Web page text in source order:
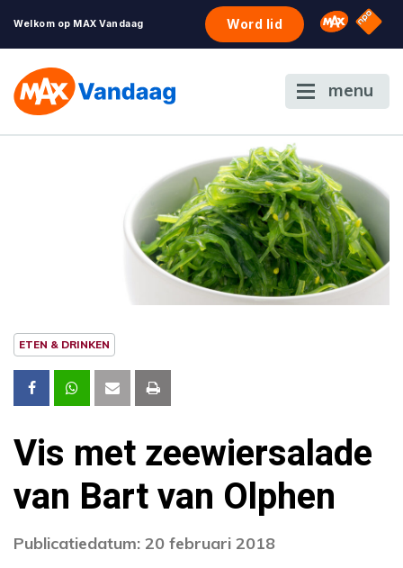
Welkom op MAX Vandaag Word lid Omroep
NPO
menu
ETEN & DRINKEN
Vis met zeewiersalade
van Bart van Olphen
Publicatiedatum: 20 februari 2018